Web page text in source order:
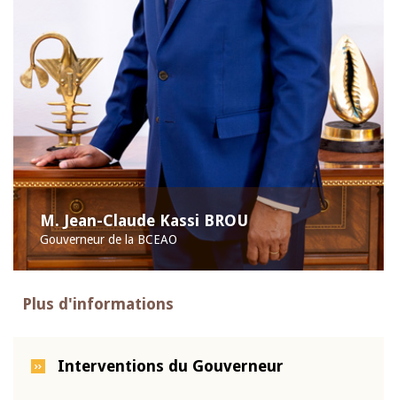
M. Jean-Claude Kassi BROU
Gouverneur de la BCEAO
Plus d'informations
Interventions du Gouverneur